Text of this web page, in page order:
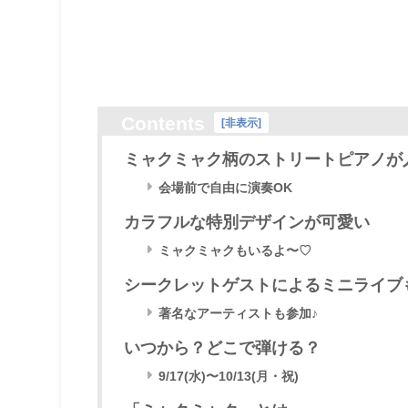
[非表示]
ミャクミャク柄のストリートピアノが
会場前で自由に演奏OK
カラフルな特別デザインが可愛い
ミャクミャクもいるよ〜♡
シークレットゲストによるミニライブ
著名なアーティストも参加♪
いつから？どこで弾ける？
9/17(水)〜10/13(月・祝)